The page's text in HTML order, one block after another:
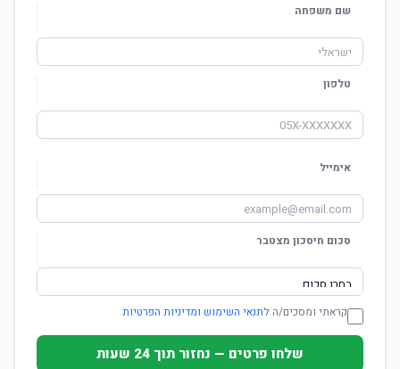
שם משפחה
טלפון
אימייל
סכום חיסכון מצטבר
קראתי ומסכים/ה לתנאי השימוש ומדיניות הפרטיות
שלחו פרטים — נחזור תוך 24 שעות